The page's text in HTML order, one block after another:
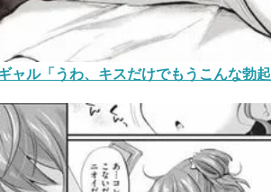
ャル「うわ、キスだけでもうこんな勃起